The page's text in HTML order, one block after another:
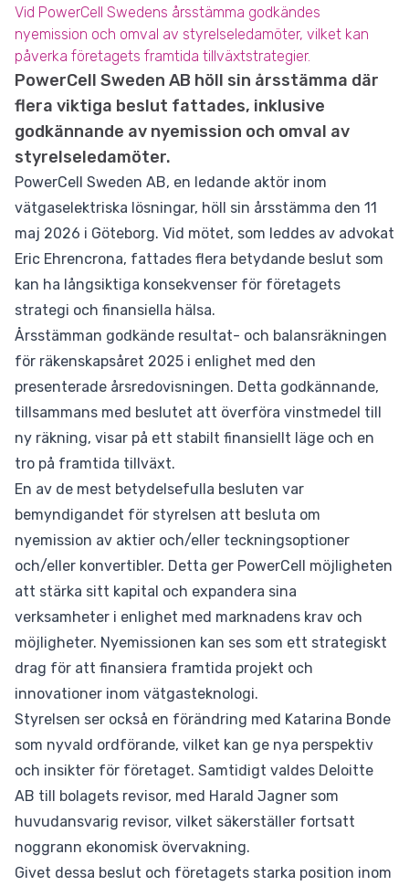
Vid PowerCell Swedens årsstämma godkändes
nyemission och omval av styrelseledamöter, vilket kan
påverka företagets framtida tillväxtstrategier.
PowerCell Sweden AB höll sin årsstämma där
flera viktiga beslut fattades, inklusive
godkännande av nyemission och omval av
styrelseledamöter.
PowerCell Sweden AB, en ledande aktör inom
vätgaselektriska lösningar, höll sin årsstämma den 11
maj 2026 i Göteborg. Vid mötet, som leddes av advokat
Eric Ehrencrona, fattades flera betydande beslut som
kan ha långsiktiga konsekvenser för företagets
strategi och finansiella hälsa.
Årsstämman godkände resultat- och balansräkningen
för räkenskapsåret 2025 i enlighet med den
presenterade årsredovisningen. Detta godkännande,
tillsammans med beslutet att överföra vinstmedel till
ny räkning, visar på ett stabilt finansiellt läge och en
tro på framtida tillväxt.
En av de mest betydelsefulla besluten var
bemyndigandet för styrelsen att besluta om
nyemission av aktier och/eller teckningsoptioner
och/eller konvertibler. Detta ger PowerCell möjligheten
att stärka sitt kapital och expandera sina
verksamheter i enlighet med marknadens krav och
möjligheter. Nyemissionen kan ses som ett strategiskt
drag för att finansiera framtida projekt och
innovationer inom vätgasteknologi.
Styrelsen ser också en förändring med Katarina Bonde
som nyvald ordförande, vilket kan ge nya perspektiv
och insikter för företaget. Samtidigt valdes Deloitte
AB till bolagets revisor, med Harald Jagner som
huvudansvarig revisor, vilket säkerställer fortsatt
noggrann ekonomisk övervakning.
Givet dessa beslut och företagets starka position inom